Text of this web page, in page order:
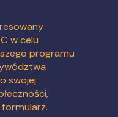
w celu
programu
swojej
formularz.